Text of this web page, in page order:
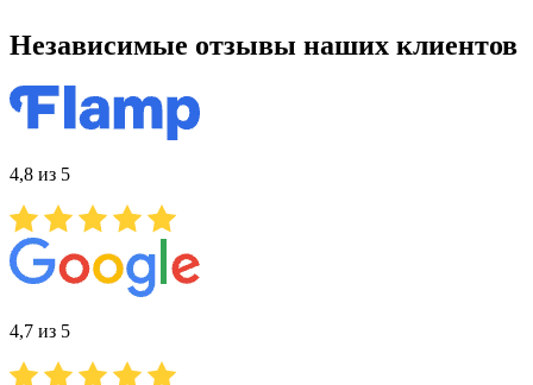
Независимые отзывы наших клиентов
4,8 из 5
4,7 из 5